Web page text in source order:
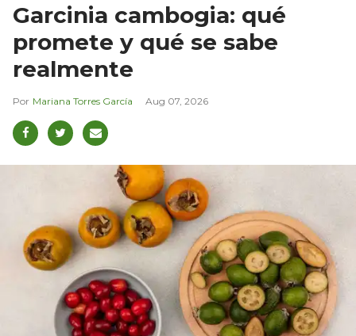
Garcinia cambogia: qué
promete y qué se sabe
realmente
Mariana Torres García Aug 07, 2026